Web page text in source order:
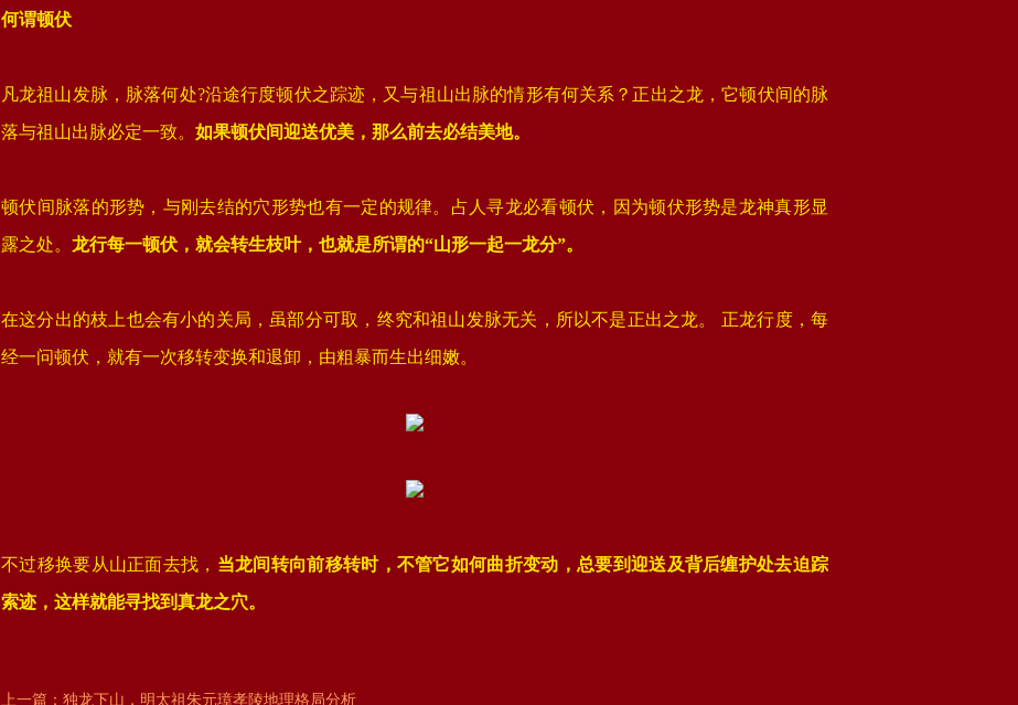
何谓顿伏
凡龙祖山发脉，脉落何处?沿途行度顿伏之踪迹，又与祖山出脉的情形有何关系？正出之龙，它顿伏间的脉
落与祖山出脉必定一致。 如果顿伏间迎送优美，那么前去必结美地。
顿伏间脉落的形势，与刚去结的穴形势也有一定的规律。占人寻龙必看顿伏，因为顿伏形势是龙神真形显
露之处。 龙行每一顿伏，就会转生枝叶，也就是所谓的“山形一起一龙分”。
在这分出的枝上也会有小的关局，虽部分可取，终究和祖山发脉无关，所以不是正出之龙。 正龙行度，每
经一问顿伏，就有一次移转变换和退卸，由粗暴而生出细嫩。
不过移换要从山正面去找， 当龙间转向前移转时，不管它如何曲折变动，总要到迎送及背后缠护处去迫踪
索迹，这样就能寻找到真龙之穴。
上一篇： 独龙下山，明太祖朱元璋孝陵地理格局分析